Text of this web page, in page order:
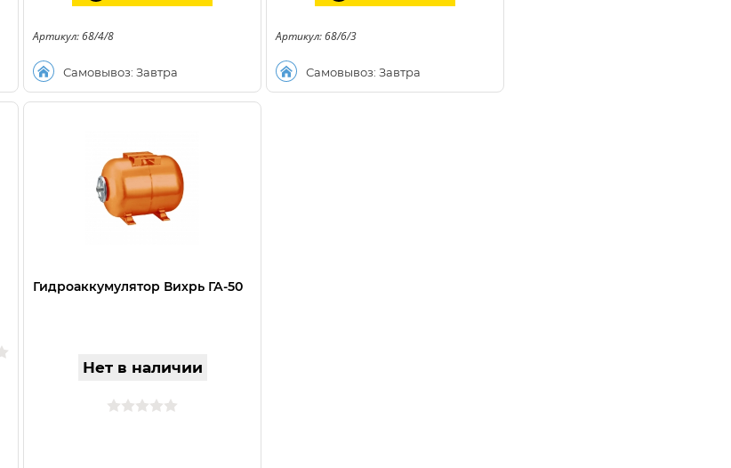
Самовывоз: Завтра
Артикул: 68/4/8
Самовывоз: Завтра
Артикул: 68/6/3
Гидроаккумулятор Вихрь ГА-50
Нет в наличии